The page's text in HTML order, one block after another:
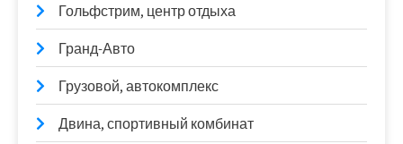
Гольфстрим, центр отдыха
Гранд-Авто
Грузовой, автокомплекс
Двина, спортивный комбинат